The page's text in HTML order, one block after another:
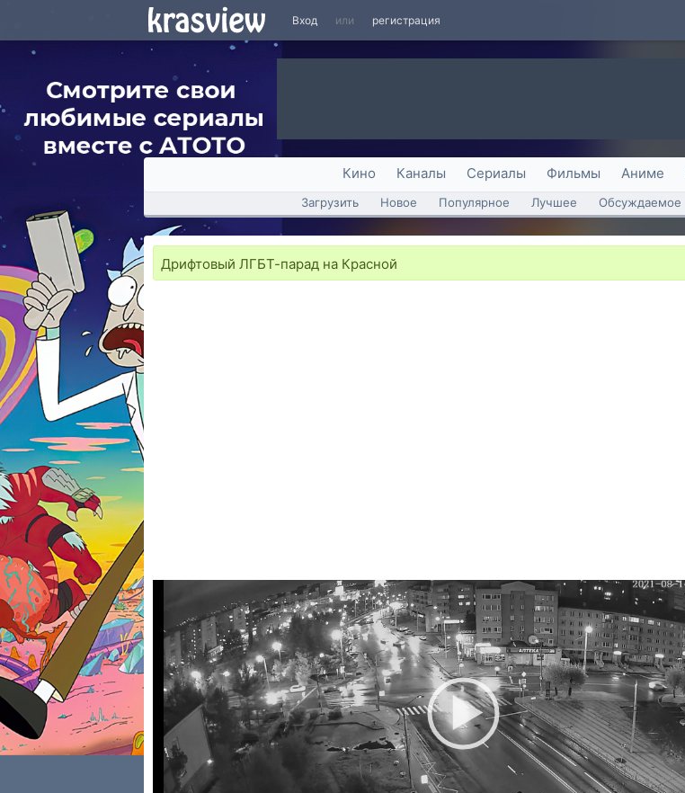
Вход или регистрация
Кино Каналы Сериалы Фильмы Аниме
Загрузить Новое Популярное Лучшее Обсуждаемое
Дрифтовый ЛГБТ-парад на Красной